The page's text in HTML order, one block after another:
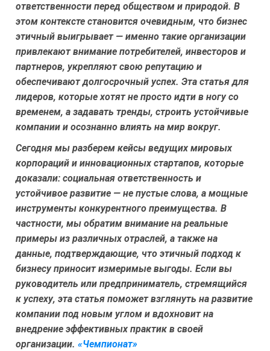
ответственности перед обществом и природой. В
этом контексте становится очевидным, что бизнес
этичный выигрывает — именно такие организации
привлекают внимание потребителей, инвесторов и
партнеров, укрепляют свою репутацию и
обеспечивают долгосрочный успех. Эта статья для
лидеров, которые хотят не просто идти в ногу со
временем, а задавать тренды, строить устойчивые
компании и осознанно влиять на мир вокруг.
Сегодня мы разберем кейсы ведущих мировых
корпораций и инновационных стартапов, которые
доказали: социальная ответственность и
устойчивое развитие — не пустые слова, а мощные
инструменты конкурентного преимущества. В
частности, мы обратим внимание на реальные
примеры из различных отраслей, а также на
данные, подтверждающие, что этичный подход к
бизнесу приносит измеримые выгоды. Если вы
руководитель или предприниматель, стремящийся
к успеху, эта статья поможет взглянуть на развитие
компании под новым углом и вдохновит на
внедрение эффективных практик в своей
организации. «Чемпионат»